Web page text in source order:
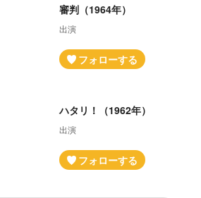
審判（1964年）
出演
ハタリ！（1962年）
出演